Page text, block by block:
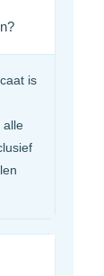
is
alle